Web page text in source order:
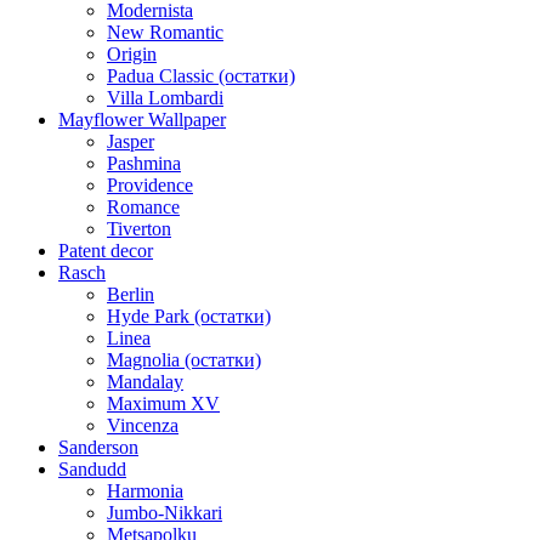
Modernista
New Romantic
Origin
Padua Classic (остатки)
Villa Lombardi
Mayflower Wallpaper
Jasper
Pashmina
Providence
Romance
Tiverton
Patent decor
Rasch
Berlin
Hyde Park (остатки)
Linea
Magnolia (остатки)
Mandalay
Maximum XV
Vincenza
Sanderson
Sandudd
Harmonia
Jumbo-Nikkari
Metsapolku